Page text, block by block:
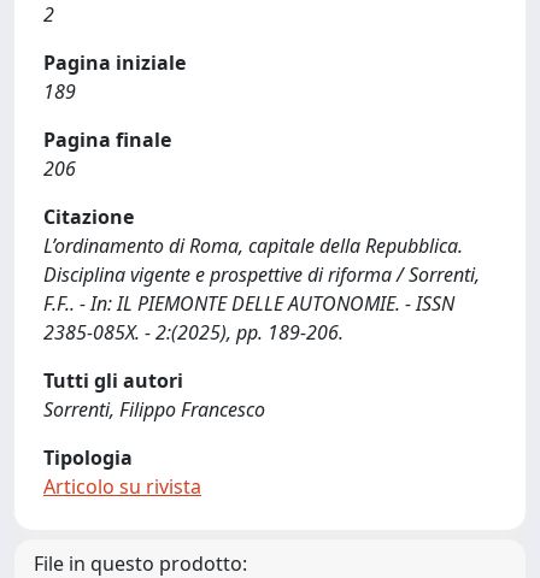
2
Pagina iniziale
189
Pagina finale
206
Citazione
L’ordinamento di Roma, capitale della Repubblica.
Disciplina vigente e prospettive di riforma / Sorrenti,
F.F.. - In: IL PIEMONTE DELLE AUTONOMIE. - ISSN
2385-085X. - 2:(2025), pp. 189-206.
Tutti gli autori
Sorrenti, Filippo Francesco
Tipologia
Articolo su rivista
File in questo prodotto: